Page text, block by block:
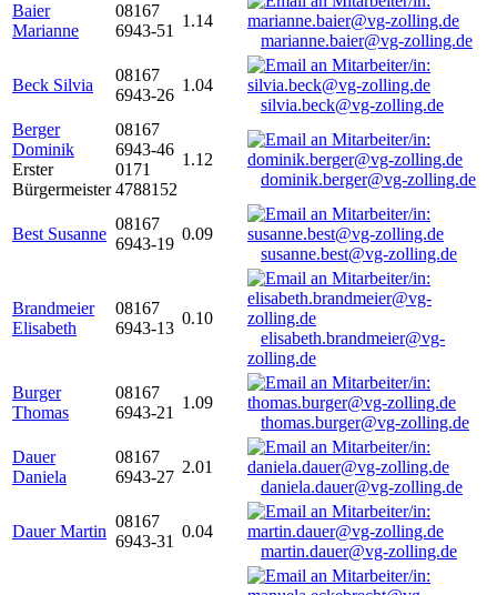
Baier
Marianne
08167
6943-51
1.14
marianne.baier@vg-zolling.de
Beck Silvia
08167
6943-26
1.04
silvia.beck@vg-zolling.de
Berger
Dominik
Erster
Bürgermeister
08167
6943-46
0171
4788152
1.12
dominik.berger@vg-zolling.de
Best Susanne
08167
6943-19
0.09
susanne.best@vg-zolling.de
Brandmeier
Elisabeth
08167
6943-13
0.10
elisabeth.brandmeier@vg-
zolling.de
Burger
Thomas
08167
6943-21
1.09
thomas.burger@vg-zolling.de
Dauer
Daniela
08167
6943-27
2.01
daniela.dauer@vg-zolling.de
Dauer Martin
08167
6943-31
0.04
martin.dauer@vg-zolling.de